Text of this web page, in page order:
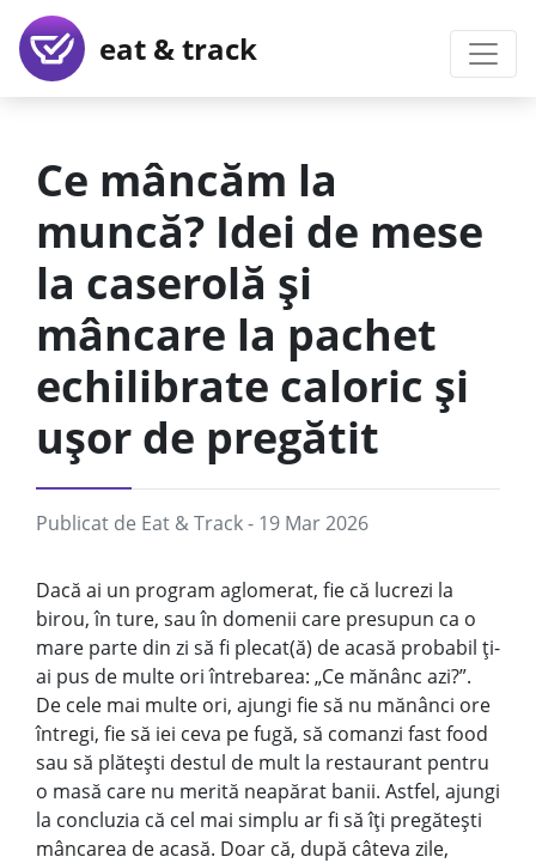
eat & track
Ce mâncăm la
muncă? Idei de mese
la caserolă și
mâncare la pachet
echilibrate caloric și
ușor de pregătit
Publicat de Eat & Track- 19 Mar 2026
Dacă ai un program aglomerat, fie că lucrezi la
birou, în ture, sau în domenii care presupun ca o
mare parte din zi să fi plecat(ă) de acasă probabil ți-
ai pus de multe ori întrebarea: „Ce mănânc azi?”.
De cele mai multe ori, ajungi fie să nu mănânci ore
întregi, fie să iei ceva pe fugă, să comanzi fast food
sau să plătești destul de mult la restaurant pentru
o masă care nu merită neapărat banii. Astfel, ajungi
la concluzia că cel mai simplu ar fi să îți pregătești
mâncarea de acasă. Doar că, după câteva zile,